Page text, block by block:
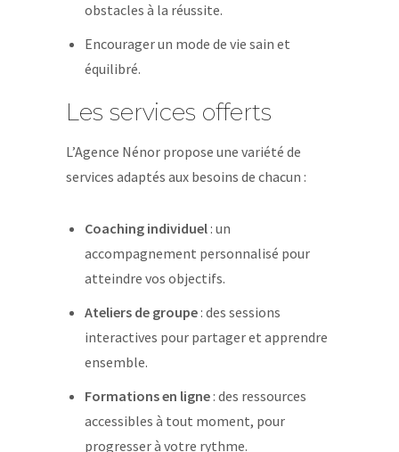
obstacles à la réussite.
Encourager un mode de vie sain et
équilibré.
Les services offerts
L’Agence Nénor propose une variété de
services adaptés aux besoins de chacun :
Coaching individuel: un
accompagnement personnalisé pour
atteindre vos objectifs.
Ateliers de groupe: des sessions
interactives pour partager et apprendre
ensemble.
Formations en ligne: des ressources
accessibles à tout moment, pour
progresser à votre rythme.